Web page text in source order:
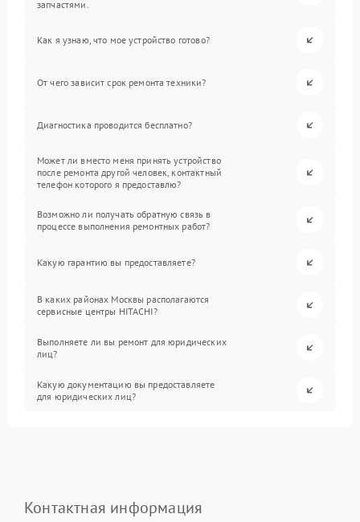
запчастями.
Как я узнаю, что мое устройство готово?
От чего зависит срок ремонта техники?
Диагностика проводится бесплатно?
Может ли вместо меня принять устройство
после ремонта другой человек, контактный
телефон которого я предоставлю?
Возможно ли получать обратную связь в
процессе выполнения ремонтных работ?
Какую гарантию вы предоставляете?
В каких районах Москвы располагаются
сервисные центры HITACHI?
Выполняете ли вы ремонт для юридических
лиц?
Какую документацию вы предоставляете
для юридических лиц?
Контактная информация